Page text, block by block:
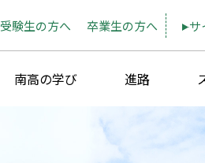
受験生の方へ 卒業生の方へ サ
南高の学び 進路